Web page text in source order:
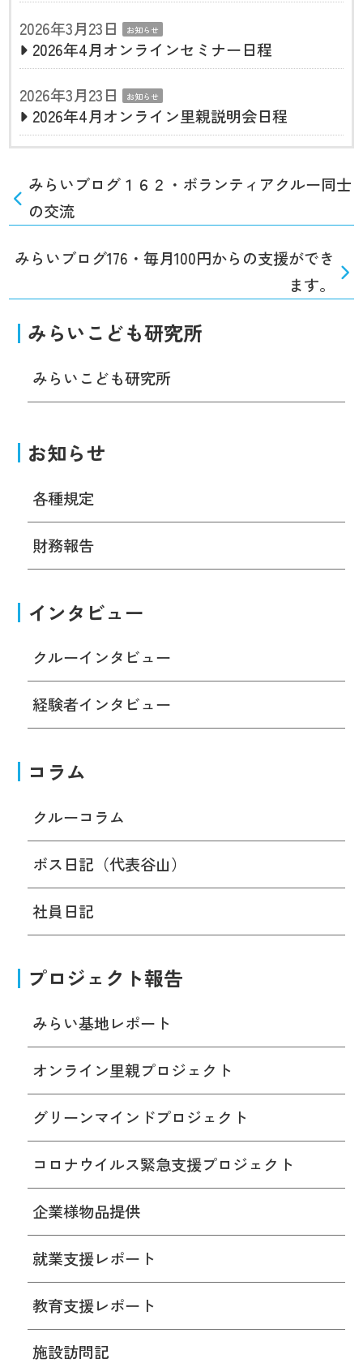
2026年3月23日
お知らせ
2026年4月オンラインセミナー日程
2026年3月23日
お知らせ
2026年4月オンライン里親説明会日程
みらいブログ１６２・ボランティアクルー同士
の交流
みらいブログ176・毎月100円からの支援ができ
ます。
みらいこども研究所
みらいこども研究所
お知らせ
各種規定
財務報告
インタビュー
クルーインタビュー
経験者インタビュー
コラム
クルーコラム
ボス日記（代表谷山）
社員日記
プロジェクト報告
みらい基地レポート
オンライン里親プロジェクト
グリーンマインドプロジェクト
コロナウイルス緊急支援プロジェクト
企業様物品提供
就業支援レポート
教育支援レポート
施設訪問記